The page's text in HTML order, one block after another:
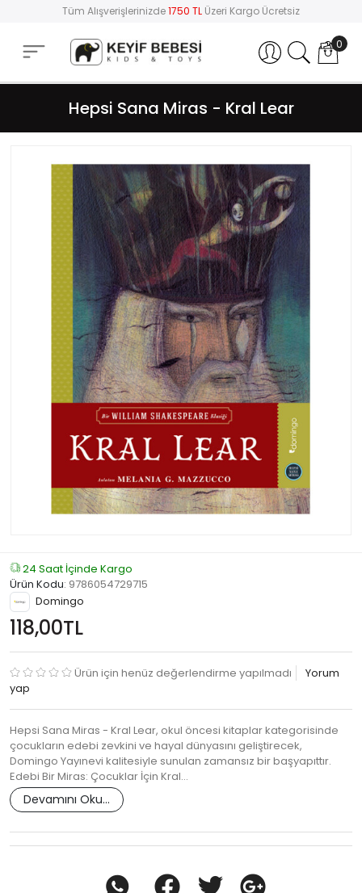
Tüm Alışverişlerinizde1750 TL Üzeri Kargo Ücretsiz
Hesabım 0
Hepsi Sana Miras - Kral Lear
24 Saat İçinde Kargo
Ürün Kodu: 9786054729715
Domingo
118,00TL
Ürün için henüz değerlendirme yapılmadı
Yorum
yap
Hepsi Sana Miras - Kral Lear, okul öncesi kitaplar kategorisinde
çocukların edebi zevkini ve hayal dünyasını geliştirecek,
Domingo Yayınevi kalitesiyle sunulan zamansız bir başyapıttır.
Edebi Bir Miras: Çocuklar İçin Kral…
Devamını Oku...